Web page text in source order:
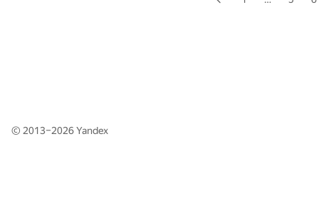
© 2013–2026Yandex